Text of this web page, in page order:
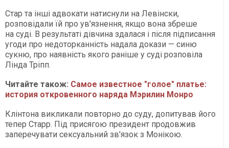
Стар та інші адвокати натиснули на Левінски,
розповідали їй про ув'язнення, якщо вона збреше
на суді. В результаті дівчина здалася і після підписання
угоди про недоторканність надала докази — синю
сукню, про наявність якого раніше у суді розповіла
Лінда Тріпп.
Читайте також: Самое известное "голое" платье:
история откровенного наряда Мэрилин Монро
Клінтона викликали повторно до суду, допитував його
тепер Старр. Під присягою президент продовжив
заперечувати сексуальний зв'язок з Монікою.